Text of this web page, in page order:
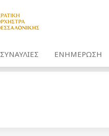
ΣΥΝΑΥΛΙΕΣ ΕΝΗΜΕΡΩΣΗ